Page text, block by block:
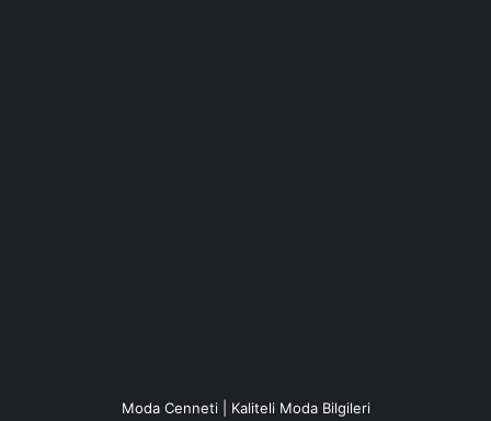
Moda Cenneti | Kaliteli Moda Bilgileri